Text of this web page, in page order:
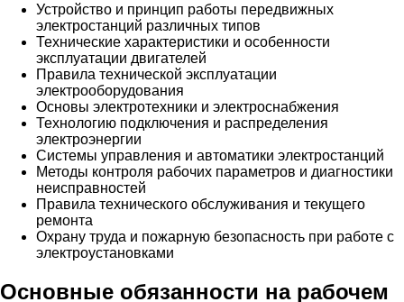
Устройство и принцип работы передвижных
электростанций различных типов
Технические характеристики и особенности
эксплуатации двигателей
Правила технической эксплуатации
электрооборудования
Основы электротехники и электроснабжения
Технологию подключения и распределения
электроэнергии
Системы управления и автоматики электростанций
Методы контроля рабочих параметров и диагностики
неисправностей
Правила технического обслуживания и текущего
ремонта
Охрану труда и пожарную безопасность при работе с
электроустановками
Основные обязанности на рабочем